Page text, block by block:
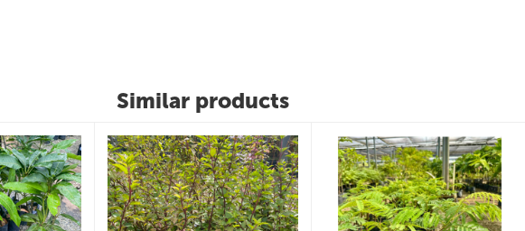
dankurangkan baja subur.
varieti.
benih mungkin berbeza mengikut stok semasa).
dengan selamat sebelum dihantar.
Similar products